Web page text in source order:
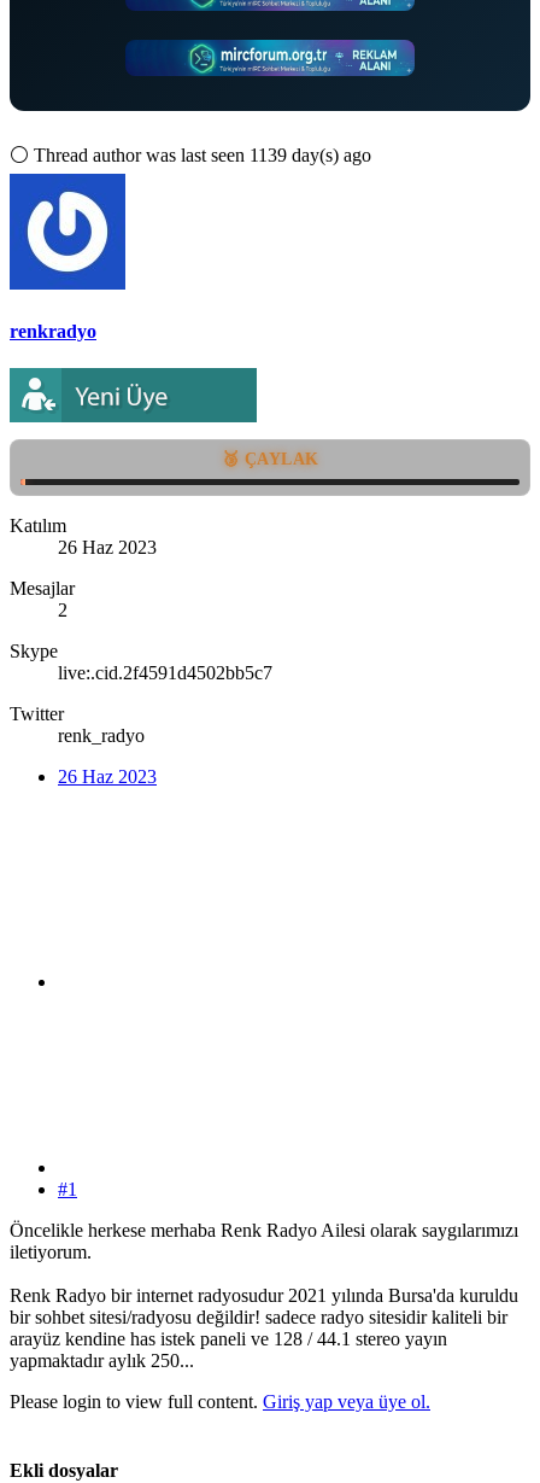
⚪ Thread author was last seen 1139 day(s) ago
renkradyo
🥉 ÇAYLAK
Katılım
26 Haz 2023
Mesajlar
2
Skype
live:.cid.2f4591d4502bb5c7
Twitter
renk_radyo
26 Haz 2023
#1
Öncelikle herkese merhaba Renk Radyo Ailesi olarak saygılarımızı
iletiyorum.
Renk Radyo bir internet radyosudur 2021 yılında Bursa'da kuruldu
bir sohbet sitesi/radyosu değildir! sadece radyo sitesidir kaliteli bir
arayüz kendine has istek paneli ve 128 / 44.1 stereo yayın
yapmaktadır aylık 250...
Please login to view full content. Giriş yap veya üye ol.
Ekli dosyalar